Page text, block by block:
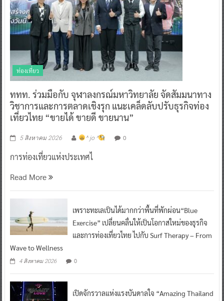
ท่องเที่ยว
ททท. ร่วมมือกับ จุฬาลงกรณ์มหาวิทยาลัย จัดสัมมนาทาง
วิชาการและการตลาดเชิงรุก แนะเคล็ดลับปรับธุรกิจท่อง
เที่ยวไทย “ขายได้ ขายดี ขายนาน”
5 สิงหาคม 2026 ^ jo ^ 0
การท่องเที่ยวแห่งประเทศไ
Read More
เพราะทะเลเป็นได้มากกว่าพื้นที่พักผ่อน“Blue
Exercise” เปลี่ยนคลื่นให้เป็นโอกาสใหม่ของธุรกิจ
และการท่องเที่ยวไทย ไปกับ Surf Therapy – From
Wave to Wellness
4 สิงหาคม 2026 0
เปิดจักรวาลแห่งแรงบันดาลใจ “Amazing Thailand